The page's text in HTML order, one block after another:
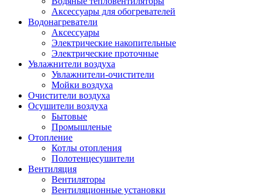
Аксессуары для обогревателей
Водонагреватели
Аксессуары
Электрические накопительные
Электрические проточные
Увлажнители воздуха
Увлажнители-очистители
Мойки воздуха
Очистители воздуха
Осушители воздуха
Бытовые
Промышленые
Отопление
Котлы отопления
Полотенцесушители
Вентиляция
Вентиляторы
Вентиляционные установки